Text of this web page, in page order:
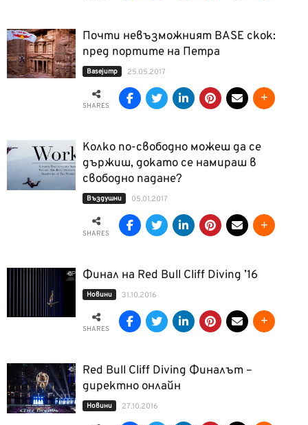
Почти невъзможният BASE скок:
пред портите на Петра
Basejump 25.05.2017
SHARES
Kолко по-свободно можеш да се
държиш, докато се намираш в
свободно падане?
Въздушни 05.01.2017
SHARES
Финал на Red Bull Cliff Diving ’16
Новини 31.10.2016
SHARES
Red Bull Cliff Diving Финалът –
директно онлайн
Новини 27.10.2016